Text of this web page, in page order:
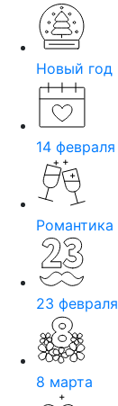
Новый год
14 февраля
Романтика
23 февраля
8 марта